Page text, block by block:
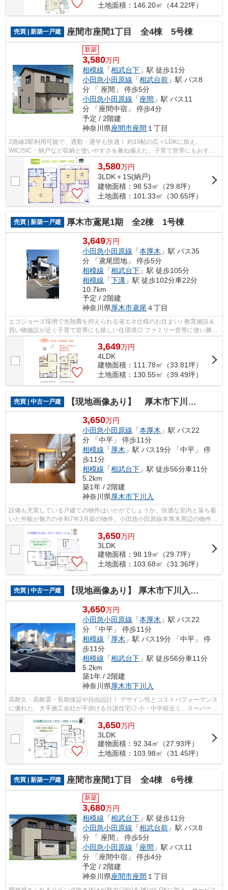
土地面積：146.20㎡（44.22坪）
売買 | 新築一戸建 座間市座間1丁目 全4棟 5号棟
新築
3,580万円
相模線 「相武台下 」駅 徒歩11分
小田急小田原線 「相武台前 」駅 バス8
分 「 座間」 停歩5分
小田急小田原線 「座間 」駅 バス11
分 「座間中宿」 停歩4分
予定 / 2階建
神奈川県座間市座間 １丁目
2路線2駅利用可能で、通勤・通学も快適！ 約19帖の広々LDKに加え、
WIC/SIC・納戸など収納と使いやすさを兼ね備えた、子育て世帯にもおすす
めの住まいです。 ぜひ新居にご検討下さい♪ ...
3,580万円
3LDK＋1S(納戸)
建物面積：98.53㎡（29.8坪）
土地面積：101.33㎡（30.65坪）
売買 | 新築一戸建 厚木市鳶尾1期 全2棟 1号棟
3,649万円
小田急小田原線 「本厚木 」駅 バス35
分 「鳶尾団地」 停歩5分
相模線 「相武台下 」駅 徒歩105分
相模線 「下溝 」駅 徒歩102分車22分
10.7km
予定 / 2階建
神奈川県厚木市鳶尾 ４丁目
エコジョーズ採用で光熱費を抑えられる省エネ仕様のお住まい♪ 教育施設＆
買い物施設が近く子育て世帯にも嬉しい住環境◎ ファミリー世帯に使い勝手
の良い４LDK☆ 収納力◎土間収納＆WIC付！
3,649万円
4LDK
建物面積：111.78㎡（33.81坪）
土地面積：130.55㎡（39.49坪）
売買 | 中古一戸建 【現地画像あり】 厚木市下川入 全６棟 3号棟
3,650万円
小田急小田原線 「本厚木 」駅 バス22
分 「中平」 停歩11分
相模線 「厚木 」駅 バス19分 「中平」 停
歩11分
相模線 「相武台下 」駅 徒歩56分車11分
5.2km
築1年 / 2階建
神奈川県厚木市下川入
設備も充実している戸建ての物件はいかがでしょうか。快適な室内と落ち着
いた外観が魅力の令和7年3月築の物件。小田急小田原線本厚木周辺の物件を
急ぎでお探しの方も、まずは湘南シー...
3,650万円
3LDK
建物面積：98.19㎡（29.7坪）
土地面積：103.68㎡（31.36坪）
売買 | 中古一戸建 【現地画像あり】 厚木市下川入 全６棟 6号棟
3,650万円
小田急小田原線 「本厚木 」駅 バス22
分 「中平」 停歩11分
相模線 「厚木 」駅 バス19分 「中平」 停
歩11分
相模線 「相武台下 」駅 徒歩56分車11分
5.2km
築1年 / 2階建
神奈川県厚木市下川入
高耐久・高耐震・長期保証や自由設計！ デザイン性とコストパフォーマンス
に優れた、大手施工会社が手掛ける分譲住宅◎ 小・中学校近く、スーパー・
ドラッグストア（徒歩５分）暮らしや...
3,650万円
3LDK
建物面積：92.34㎡（27.93坪）
土地面積：103.98㎡（31.45坪）
売買 | 新築一戸建 座間市座間1丁目 全4棟 6号棟
新築
3,680万円
相模線 「相武台下 」駅 徒歩11分
小田急小田原線 「相武台前 」駅 バス8
分 「 座間」 停歩5分
小田急小田原線 「座間 」駅 バス11
分 「座間中宿」 停歩4分
予定 / 2階建
神奈川県座間市座間 １丁目